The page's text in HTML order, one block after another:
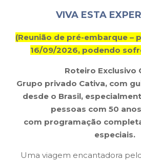
VIVA ESTA
(Reunião de pré-embarque –
16/09/2026, podendo
Roteiro Exclusivo
Grupo privado Cativa, com
desde o Brasil,
pessoas com 50
com programação
especiais.
Uma viagem encantadora